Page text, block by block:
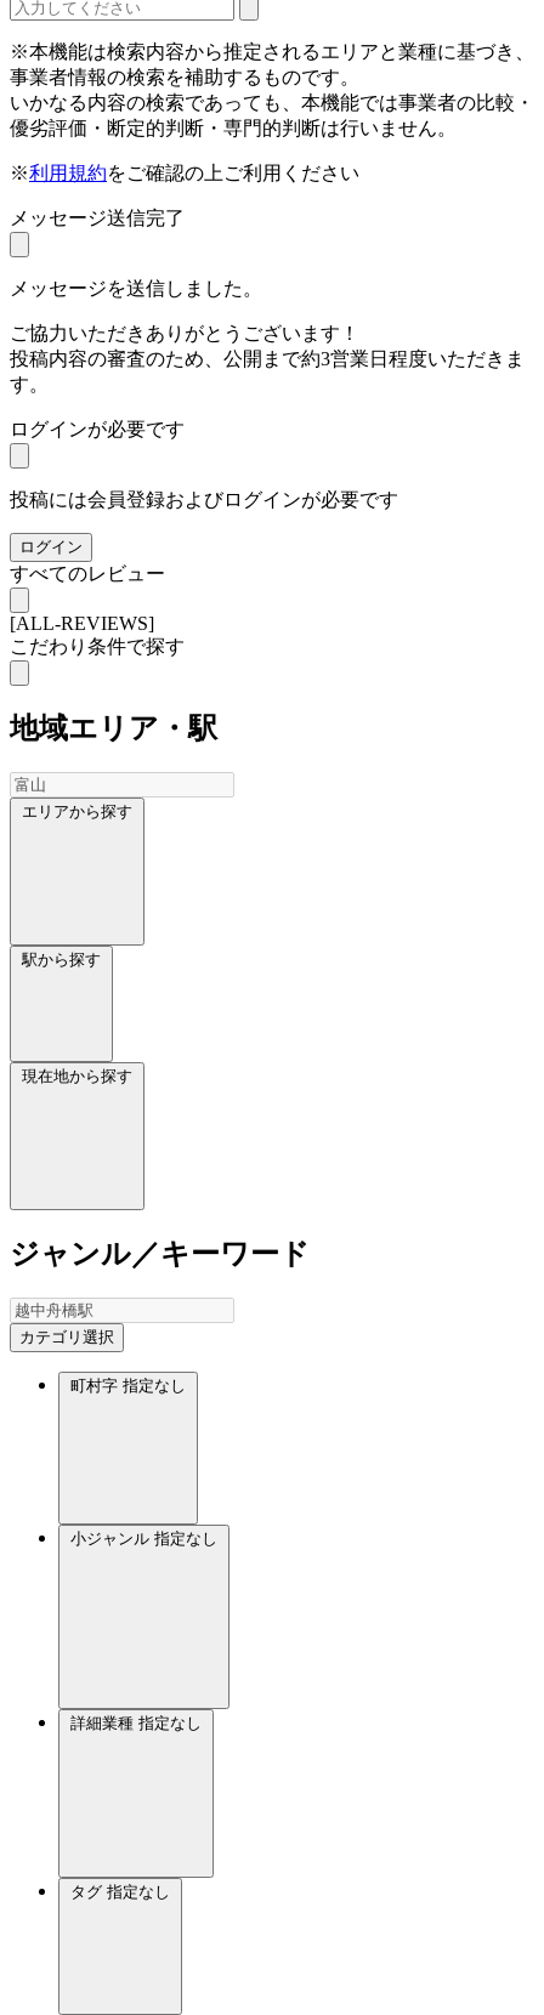
※本機能は検索内容から推定されるエリアと業種に基づき、
事業者情報の検索を補助するものです。
いかなる内容の検索であっても、本機能では事業者の比較・
優劣評価・断定的判断・専門的判断は行いません。
※利用規約をご確認の上ご利用ください
メッセージ送信完了
メッセージを送信しました。
ご協力いただきありがとうございます！
投稿内容の審査のため、公開まで約3営業日程度いただきま
す。
ログインが必要です
投稿には会員登録およびログインが必要です
ログイン
すべてのレビュー
[ALL-REVIEWS]
こだわり条件で探す
地域エリア・駅
エリアから探す
駅から探す
現在地から探す
ジャンル／キーワード
カテゴリ選択
町村字 指定なし
小ジャンル 指定なし
詳細業種 指定なし
タグ 指定なし